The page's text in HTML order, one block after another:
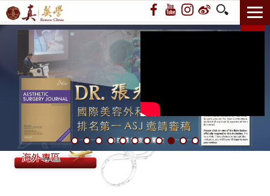
14週年 赫本頸闊雙向拉
海外專區